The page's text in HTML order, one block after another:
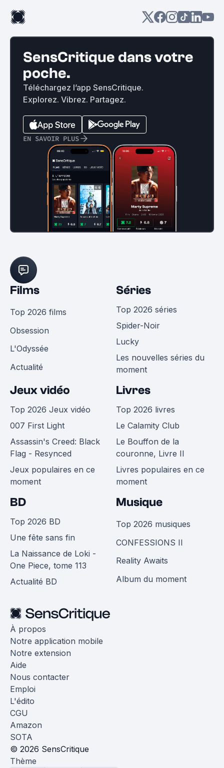
SensCritique dans votre
poche.
Téléchargez l’app SensCritique.
Explorez. Vibrez. Partagez.
EN SAVOIR PLUS
Films
Top 2026 films
Obsession
L'Odyssée
Actualité
Séries
Top 2026 séries
Spider-Noir
Lucky
Les nouvelles séries du
moment
Jeux vidéo
Top 2026 Jeux vidéo
007 First Light
Assassin's Creed: Black
Flag - Resynced
Jeux populaires en ce
moment
Livres
Top 2026 livres
Le Calamity Club
Le Bouffon de la
couronne, Livre II
Livres populaires en ce
moment
BD
Top 2026 BD
Une fête sans fin
La Naissance de Loki -
One Piece, tome 113
Actualité BD
Musique
Top 2026 musiques
CONFESSIONS II
Reality Awaits
Album du moment
À propos
Notre application mobile
Notre extension
Aide
Nous contacter
Emploi
L'édito
CGU
Amazon
SOTA
© 2026 SensCritique
Thème